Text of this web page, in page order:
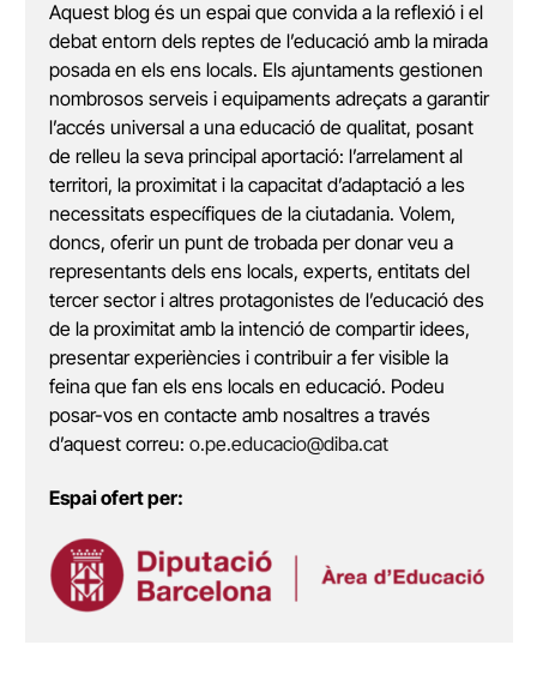
Aquest blog és un espai que convida a la reflexió i el
debat entorn dels reptes de l’educació amb la mirada
posada en els ens locals. Els ajuntaments gestionen
nombrosos serveis i equipaments adreçats a garantir
l’accés universal a una educació de qualitat, posant
de relleu la seva principal aportació: l’arrelament al
territori, la proximitat i la capacitat d’adaptació a les
necessitats específiques de la ciutadania. Volem,
doncs, oferir un punt de trobada per donar veu a
representants dels ens locals, experts, entitats del
tercer sector i altres protagonistes de l’educació des
de la proximitat amb la intenció de compartir idees,
presentar experiències i contribuir a fer visible la
feina que fan els ens locals en educació. Podeu
posar-vos en contacte amb nosaltres a través
d’aquest correu: o.pe.educacio@diba.cat
Espai ofert per: